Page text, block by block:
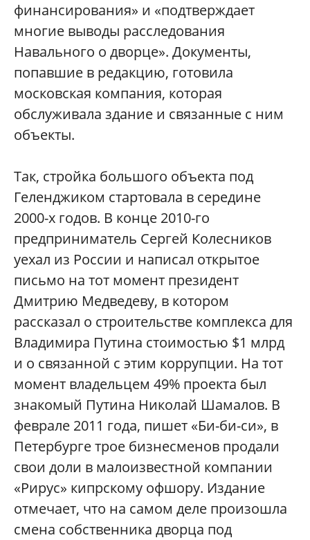
финансирования» и «подтверждает
многие выводы расследования
Навального о дворце». Документы,
попавшие в редакцию, готовила
московская компания, которая
обслуживала здание и связанные с ним
объекты.
Так, стройка большого объекта под
Геленджиком стартовала в середине
2000-х годов. В конце 2010-го
предприниматель Сергей Колесников
уехал из России и написал открытое
письмо на тот момент президент
Дмитрию Медведеву, в котором
рассказал о строительстве комплекса для
Владимира Путина стоимостью $1 млрд
и о связанной с этим коррупции. На тот
момент владельцем 49% проекта был
знакомый Путина Николай Шамалов. В
феврале 2011 года, пишет «Би-би-си», в
Петербурге трое бизнесменов продали
свои доли в малоизвестной компании
«Рирус» кипрскому офшору. Издание
отмечает, что на самом деле произошла
смена собственника дворца под